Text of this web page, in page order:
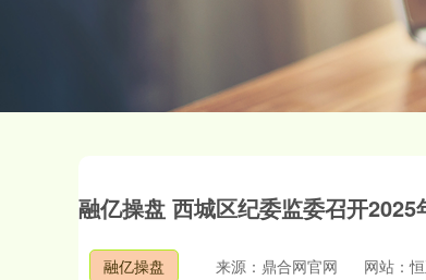
融亿操盘 西城区纪委监委召开
融亿操盘 来源：鼎合网官网 网站：